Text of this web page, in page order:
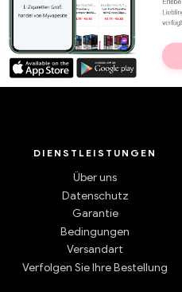
DIENSTLEISTUNGEN
Über uns
Datenschutz
Garantie
Bedingungen
Versandart
Verfolgen Sie Ihre Bestellung